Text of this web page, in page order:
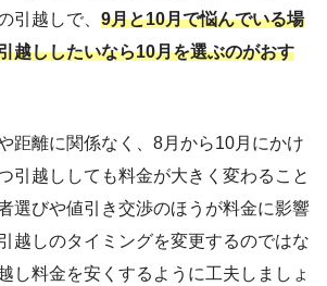
引越しで、 9月と10月で悩んでいる場
越ししたいなら10月を選ぶのがおす
距離に関係なく、8月から10月にかけ
引越ししても料金が大きく変わること
選びや値引き交渉のほうが料金に影響
越しのタイミングを変更するのではな
し料金を安くするように工夫しましょ